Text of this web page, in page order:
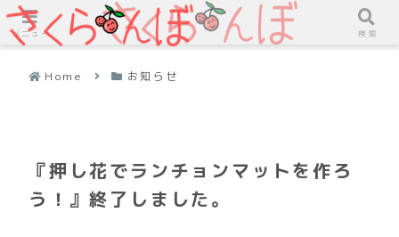
Home お知らせ
『押し花でランチョンマットを作ろ
う！』終了しました。
メニュー 検索